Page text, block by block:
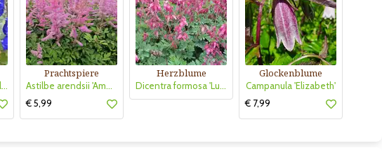
Aconitum carmichaelii 'Arendsii'
Prachtspiere
Astilbe arendsii 'Amethyst'
€ 5,99
Herzblume
Dicentra formosa 'Luxuriant'
Glockenblume
Campanula 'Elizabeth'
€ 7,99